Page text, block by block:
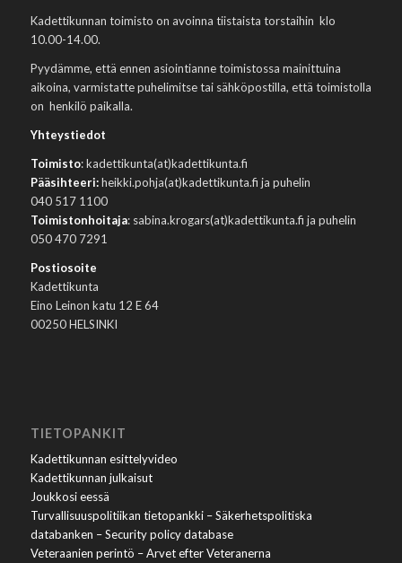
Kadettikunnan toimisto on avoinna tiistaista torstaihin klo
10.00-14.00.
Pyydämme, että ennen asiointianne toimistossa mainittuina
aikoina, varmistatte puhelimitse tai sähköpostilla, että toimistolla
on henkilö paikalla.
Yhteystiedot
Toimisto: kadettikunta(at)kadettikunta.fi
Pääsihteeri:heikki.pohja(at)kadettikunta.fi ja puhelin
040 517 1100
Toimistonhoitaja: sabina.krogars(at)kadettikunta.fi ja puhelin
050 470 7291
Postiosoite
Kadettikunta
Eino Leinon katu 12 E 64
00250 HELSINKI
TIETOPANKIT
Kadettikunnan esittelyvideo
Kadettikunnan julkaisut
Joukkosi eessä
Turvallisuuspolitiikan tietopankki – Säkerhetspolitiska
databanken – Security policy database
Veteraanien perintö – Arvet efter Veteranerna